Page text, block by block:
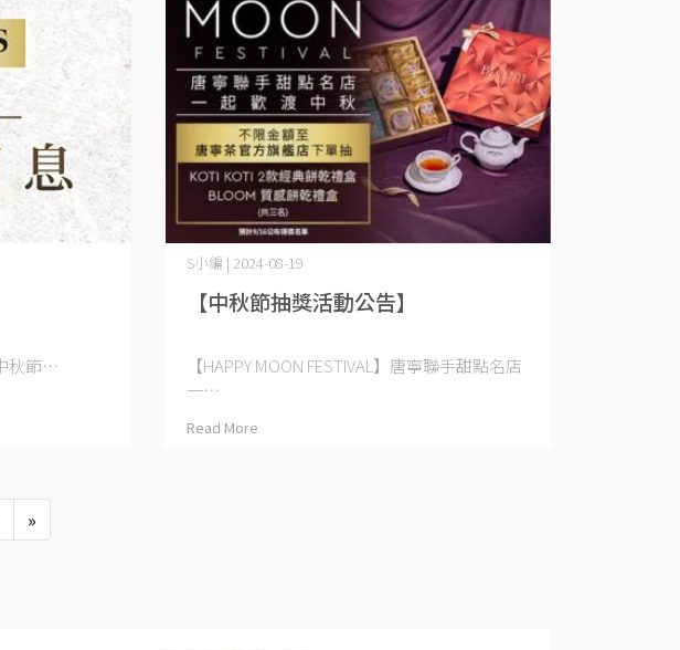
秋節⋯
【中秋節抽獎活動公告】
S小編 | 2024-08-19
【HAPPY MOON FESTIVAL】唐寧聯手甜點名店
一⋯
Read More
»